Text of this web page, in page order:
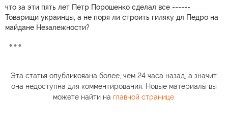
что за эти пять лет Петр Порошенко сделал все ------
Товарищи украинцы, а не поря ли строить гиляку дл Педро на
майдане Незалежности?
Эта статья опубликована более, чем 24 часа назад, а значит,
она недоступна для комментирования. Новые материалы вы
можете найти на главной странице.